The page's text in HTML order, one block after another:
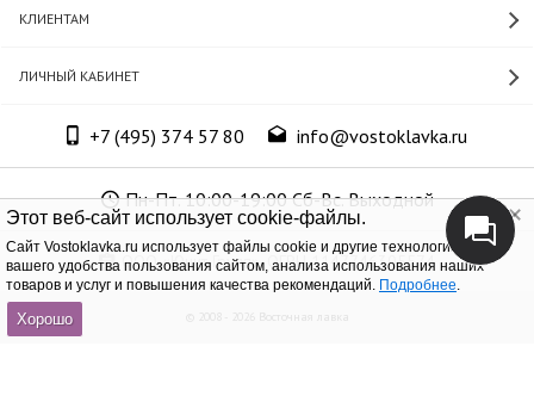
Этот веб-сайт использует cookie-файлы.
Cайт Vostoklavka.ru использует файлы cookie и другие технологии для
вашего удобства пользования сайтом, анализа использования наших
товаров и услуг и повышения качества рекомендаций. Подробнее.
Хорошо
КЛИЕНТАМ
ЛИЧНЫЙ КАБИНЕТ
+7 (495) 374 57 80 info@vostoklavka.ru
Пн-Пт. 10:00-19:00 Сб-Вс. Выходной
ООО «Юнит Групп», ОГРН 1147746305574